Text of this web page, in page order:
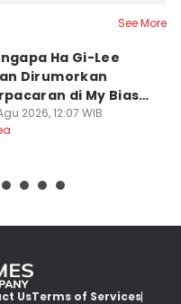
See More
Ha Gi-Lee
Dirumorkan
di My Bias,
Boss?
2026, 12:07 WIB
UsTerms of Services